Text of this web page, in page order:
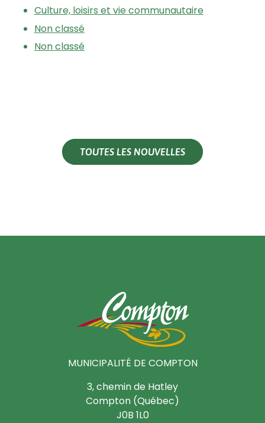
Culture, loisirs et vie communautaire
Non classé
Non classé
TOUTES LES NOUVELLES
MUNICIPALITÉ DE COMPTON
3, chemin de Hatley
Compton (Québec)
J0B 1L0